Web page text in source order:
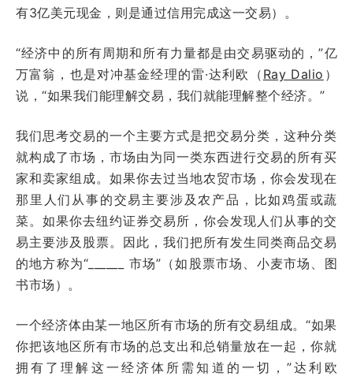
有3亿美元现金，则是通过信用完成这一交易）。
“经济中的所有周期和所有力量都是由交易驱动的，”亿
万富翁，也是对冲基金经理的雷·达利欧（ Ray Dalio ）
说，“如果我们能理解交易，我们就能理解整个经济。”
我们思考交易的一个主要方式是把交易分类，这种分类
就构成了市场，市场由为同一类东西进行交易的所有买
家和卖家组成。如果你去过当地农贸市场，你会发现在
那里人们从事的交易主要涉及农产品，比如鸡蛋或蔬
菜。如果你去纽约证券交易所，你会发现人们从事的交
易主要涉及股票。因此，我们把所有发生同类商品交易
的地方称为“______ 市场”（如股票市场、小麦市场、图
书市场）。
一个经济体由某一地区所有市场的所有交易组成。“如果
你把该地区所有市场的总支出和总销量放在一起，你就
拥有了理解这一经济体所需知道的一切，”达利欧